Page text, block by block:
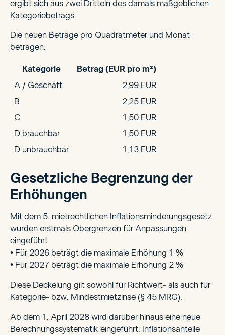
ergibt sich aus zwei Dritteln des damals maßgeblichen
Kategoriebetrags.
Die neuen Beträge pro Quadratmeter und Monat
betragen:
Kategorie
Betrag (EUR pro m²)
A / Geschäft
2,99 EUR
B
2,25 EUR
C
1,50 EUR
D brauchbar
1,50 EUR
D unbrauchbar
1,13 EUR
Gesetzliche Begrenzung der
Erhöhungen
Mit dem 5. mietrechtlichen Inflationsminderungsgesetz
wurden erstmals Obergrenzen für Anpassungen
eingeführt
• Für 2026 beträgt die maximale Erhöhung 1 %
• Für 2027 beträgt die maximale Erhöhung 2 %
Diese Deckelung gilt sowohl für Richtwert- als auch für
Kategorie- bzw. Mindestmietzinse (§ 45 MRG).
Ab dem 1. April 2028 wird darüber hinaus eine neue
Berechnungssystematik eingeführt: Inflationsanteile